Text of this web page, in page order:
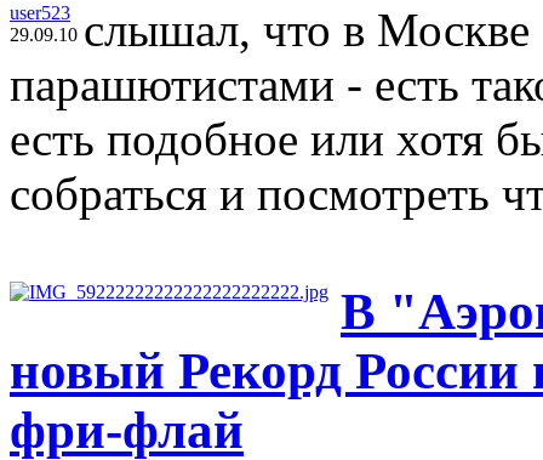
user523
29.09.10 слышал, что в Москве
парашютистами - есть
есть подобное или хотя
собраться и посмотреть
В
новый Рекорд
фри-флай